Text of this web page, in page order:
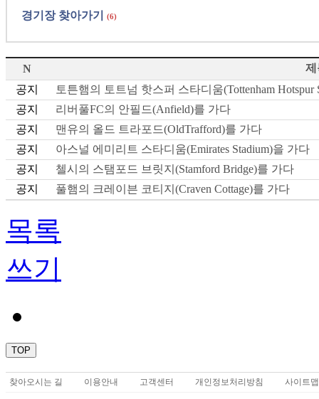
경기장 찾아가기 (6)
N
제
공지
토튼햄의 토트넘 핫스퍼 스타디움(Tottenham Hotspur
공지
리버풀FC의 안필드(Anfield)를 가다
공지
맨유의 올드 트라포드(OldTrafford)를 가다
공지
아스널 에미리트 스타디움(Emirates Stadium)을 가다
공지
첼시의 스탬포드 브릿지(Stamford Bridge)를 가다
공지
풀햄의 크레이븐 코티지(Craven Cottage)를 가다
목록
쓰기
TOP
찾아오시는 길 이용안내 고객센터 개인정보처리방침 사이트맵